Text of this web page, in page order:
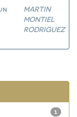
MARTIN
MONTIEL
RODRIGUEZ
1